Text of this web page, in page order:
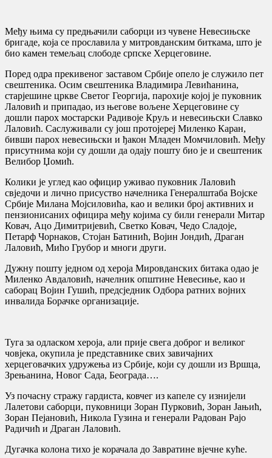
Међу њима су предњачили саборци из чувене Невесињске
бригаде, која се прославила у митровданским биткама, што је
био камен темељац слободе српске Херцеговине.
Поред одра прекивеног заставом Србије опело је служило пет
свештеника. Осим свештеника Владимира Левићанина,
старјешине цркве Светог Георгија, парохије којој је пуковник
Лаловић и припадао, из његове вољене Херцеговине су
дошли парох мостарски Радивоје Круљ и невесињски Славко
Лаловић. Саслуживали су још протојереј Миленко Каран,
бивши парох невесињски и ђакон Младен Момчиловић. Међу
присутнима који су дошли да одају пошту био је и свештеник
Велибор Џомић.
Колики је углед као официр уживао пуковник Лаловић
свједочи и лично присуство начелника Генералштаба Војске
Србије Милана Мојсиловића, као и велики број активних и
пензионисаних официра међу којима су били генерали Митар
Ковач, Ацо Димитријевић, Светко Ковач, Чедо Сладоје,
Петарф Чорнаков, Стојан Батинић, Војин Јондић, Драган
Лаловић, Мићо Грубор и многи други.
Дужну пошту једном од хероја Мировданских битака одао је
Миленко Авдаловић, начелник општине Невесиње, као и
саборац Војин Гушић, предсједник Одбора ратних војних
инвалида Борачке организације.
Туга за одласком хероја, али прије свега доброг и великог
човјека, окупила је представнике свих завичајних
херцеговачких удружења из Србије, који су дошли из Вршца,
Зрењанина, Новог Сада, Београда….
Уз почасну стражу гардиста, ковчег из капеле су изнијели
Лалетови саборци, пуковници Зоран Пурковић, Зоран Јањић,
Зоран Пејановић, Никола Гузина и генерали Радован Рајо
Радичић и Драган Лаловић.
Дугачка колона тихо је корачала до Завратине вјечне куће.